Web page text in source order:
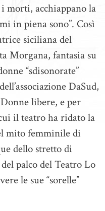
morti, acchiappano la
in piena sono”. Così
siciliana del
Morgana, fantasia su
“sdisonorate”
DaSud,
libere, e per
il teatro ha ridato la
mito femminile di
dello stretto di
palco del Teatro Lo
le sue “sorelle”